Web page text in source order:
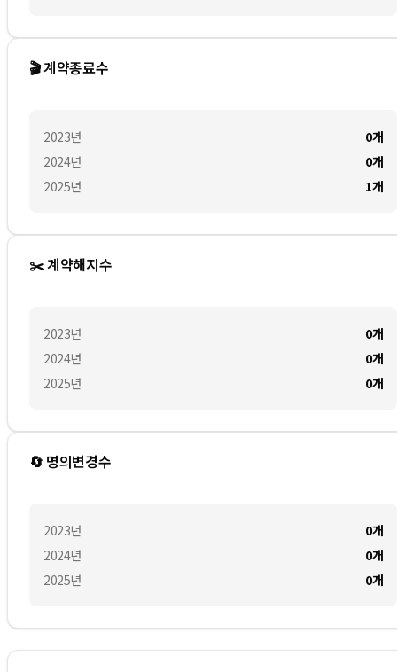
🎬 계약종료수
2023년
2024년
2025년
0개
0개
1개
✂️ 계약해지수
2023년
2024년
2025년
0개
0개
0개
🔄 명의변경수
2023년
2024년
2025년
0개
0개
0개